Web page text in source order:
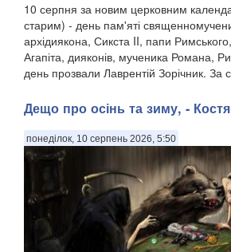
10 серпня за новим церковним
старим) - день пам'яті
архідиякона, Сикста II, папи
Агапіта, дияконів, мученика Романа,
день прозвали Лаврентій Зорічник. За
Дещо про осінь та зиму, -
понеділок, 10 серпень 2026, 5:50